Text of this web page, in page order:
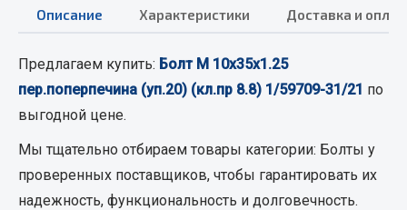
МЕТИЗЫ
Кольца стопорные
Описание Характеристики Доставка и
Предлагаем купить: Болт М 10х35х1.25
пер.поперпечина (уп.20) (кл.пр 8.8) 1/59709-31/21 по
выгодной цене.
Мы тщательно отбираем товары категории: Болты у
проверенных поставщиков, чтобы гарантировать их
надежность, функциональность и долговечность.